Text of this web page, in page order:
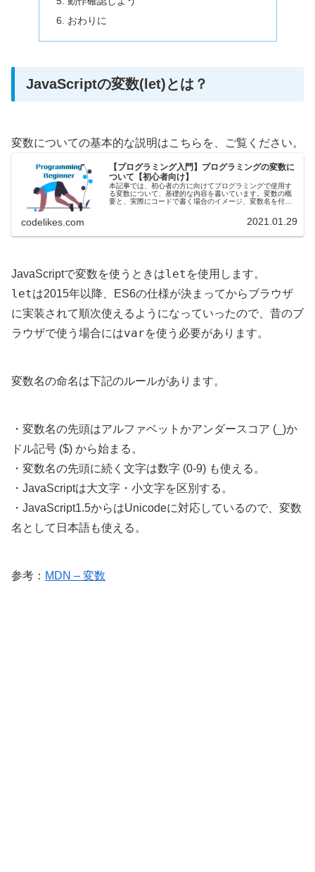
おわりに
JavaScriptの変数(let)とは？
変数についての基本的な説明はこちらを、ご覧ください。
【プログラミング入門】プログラミングの変数に
ついて【初心者向け】
本記事では、初心者の方に向けてプログラミングで使用す
る変数について、基礎的な内容を書いています。変数の概
要と、実際にコードで書く場合のイメージ、変数名を付け
codelikes.com 2021.01.29
JavaScriptで変数を使うときはlet を使用します。
letは2015年以降、ES6の仕様が決まってからブラウザ
に実装されて順次使えるようになっていったので、昔のブ
ラウザで使う場合にはvarを使う必要があります。
変数名の命名は下記のルールがあります。
・変数名の先頭はアルファベットかアンダースコア (_)か
ドル記号 ($) から始まる。
・変数名の先頭に続く文字は数字 (0-9) も使える。
・JavaScriptは大文字・小文字を区別する。
・JavaScript1.5からはUnicodeに対応しているので、変数
名として日本語も使える。
参考： MDN – 変数